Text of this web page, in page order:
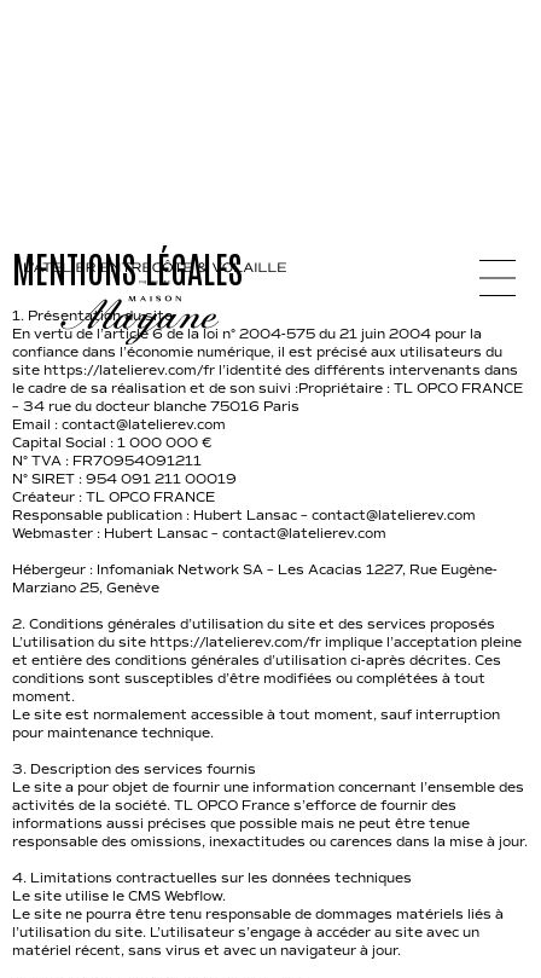
MENTIONS LÉGALES
1. Présentation du site
En vertu de l’article 6 de la loi n° 2004-575 du 21 juin 2004 pour la
confiance dans l’économie numérique, il est précisé aux utilisateurs du
site https://latelierev.com/fr l’identité des différents intervenants dans
le cadre de sa réalisation et de son suivi :Propriétaire : TL OPCO FRANCE
– 34 rue du docteur blanche 75016 Paris
Email : contact@latelierev.com
Capital Social : 1 000 000 €
N° TVA : FR70954091211
N° SIRET : 954 091 211 00019
Créateur : TL OPCO FRANCE
Responsable publication : Hubert Lansac – contact@latelierev.com
Webmaster : Hubert Lansac – contact@latelierev.com
Hébergeur : Infomaniak Network SA – Les Acacias 1227, Rue Eugène-
Marziano 25, Genève
2. Conditions générales d’utilisation du site et des services proposés
L’utilisation du site https://latelierev.com/fr implique l’acceptation pleine
et entière des conditions générales d’utilisation ci-après décrites. Ces
conditions sont susceptibles d’être modifiées ou complétées à tout
moment.
Le site est normalement accessible à tout moment, sauf interruption
pour maintenance technique.
3. Description des services fournis
Le site a pour objet de fournir une information concernant l’ensemble des
activités de la société. TL OPCO France s’efforce de fournir des
informations aussi précises que possible mais ne peut être tenue
responsable des omissions, inexactitudes ou carences dans la mise à jour.
4. Limitations contractuelles sur les données techniques
Le site utilise le CMS Webflow.
Le site ne pourra être tenu responsable de dommages matériels liés à
l’utilisation du site. L’utilisateur s’engage à accéder au site avec un
matériel récent, sans virus et avec un navigateur à jour.